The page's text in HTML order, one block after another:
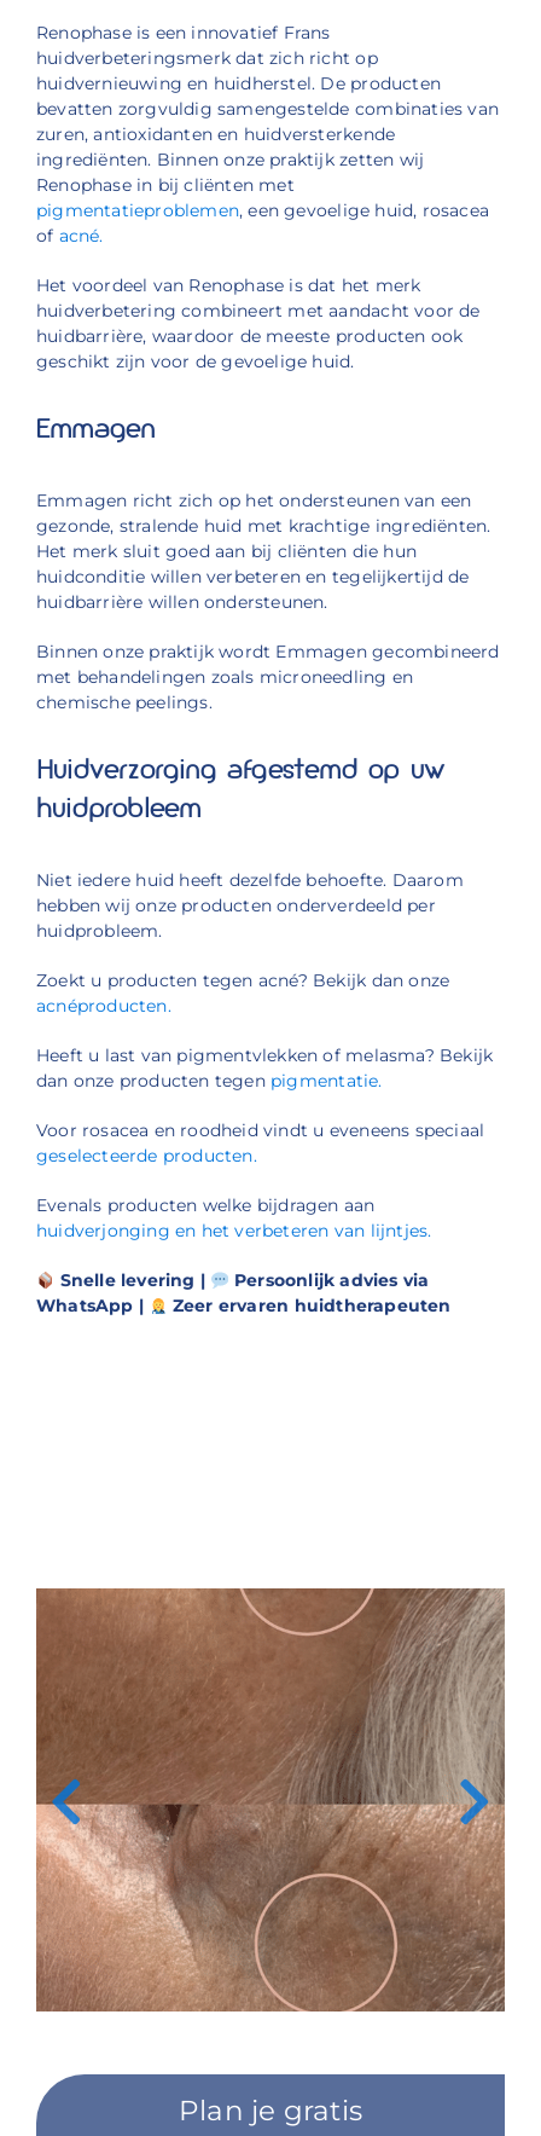
Renophase is een innovatief Frans
huidverbeteringsmerk dat zich richt op
huidvernieuwing en huidherstel. De producten
bevatten zorgvuldig samengestelde combinaties van
zuren, antioxidanten en huidversterkende
ingrediënten. Binnen onze praktijk zetten wij
Renophase in bij cliënten met
pigmentatieproblemen, een gevoelige huid, rosacea
of acné.
Het voordeel van Renophase is dat het merk
huidverbetering combineert met aandacht voor de
huidbarrière, waardoor de meeste producten ook
geschikt zijn voor de gevoelige huid.
Emmagen
Emmagen richt zich op het ondersteunen van een
gezonde, stralende huid met krachtige ingrediënten.
Het merk sluit goed aan bij cliënten die hun
huidconditie willen verbeteren en tegelijkertijd de
huidbarrière willen ondersteunen.
Binnen onze praktijk wordt Emmagen gecombineerd
met behandelingen zoals microneedling en
chemische peelings.
Huidverzorging afgestemd op uw
huidprobleem
Niet iedere huid heeft dezelfde behoefte. Daarom
hebben wij onze producten onderverdeeld per
huidprobleem.
Zoekt u producten tegen acné? Bekijk dan onze
acnéproducten.
Heeft u last van pigmentvlekken of melasma? Bekijk
dan onze producten tegen pigmentatie.
Voor rosacea en roodheid vindt u eveneens speciaal
geselecteerde producten.
Evenals producten welke bijdragen aan
huidverjonging en het verbeteren van lijntjes.
Snelle levering |
Persoonlijk advies via
WhatsApp |
Zeer ervaren huidtherapeuten
Plan je gratis